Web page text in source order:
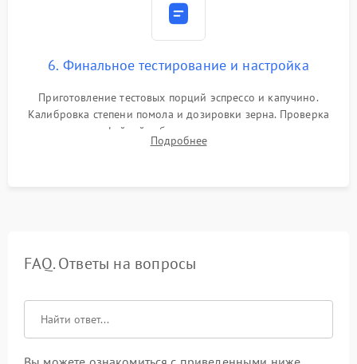
6. Финальное тестирование и настройка
Приготовление тестовых порций эспрессо и капучино.
Калибровка степени помола и дозировки зерна. Проверка
плотности кофейной таблетки, температуры напитка и
качества молочной пены. Контроль отсутствия посторонних
Подробнее
FAQ. Ответы на вопросы